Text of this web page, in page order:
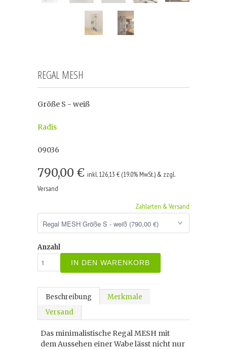
REGAL MESH
Größe S - weiß
Radis
09036
790,00 € inkl. 126,13 € (19.0% MwSt.) & zzgl.
Versand
Zahlarten & Versand
Anzahl
IN DEN WARENKORB
Beschreibung
Merkmale
Versand
Das minimalistische Regal MESH mit
dem Aussehen einer Wabe lässt nicht nur